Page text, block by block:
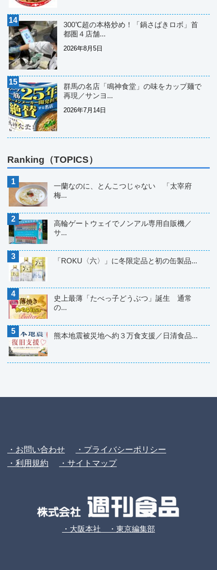
300℃超の本格炒め！「鍋さばきロボ」首
都圏４店舗...
2026年8月5日
群馬の名店「鳴神食堂」の味をカップ麺で
再現／サンヨ...
2026年7月14日
Ranking（TOPICS）
一蘭なのに、とんこつじゃない 「太宰府
梅...
高輪ゲートウェイでノンアル専用自販機／
サ...
「ROKU〈六〉」に冬限定品と初の缶製品...
史上最薄「たべっ子どうぶつ」誕生 通常
の...
熊本地震被災地へ約３万食支援／日清食品...
・お問い合わせ
・プライバシーポリシー
・利用規約
・サイトマップ
・大阪本社 ・東京編集部